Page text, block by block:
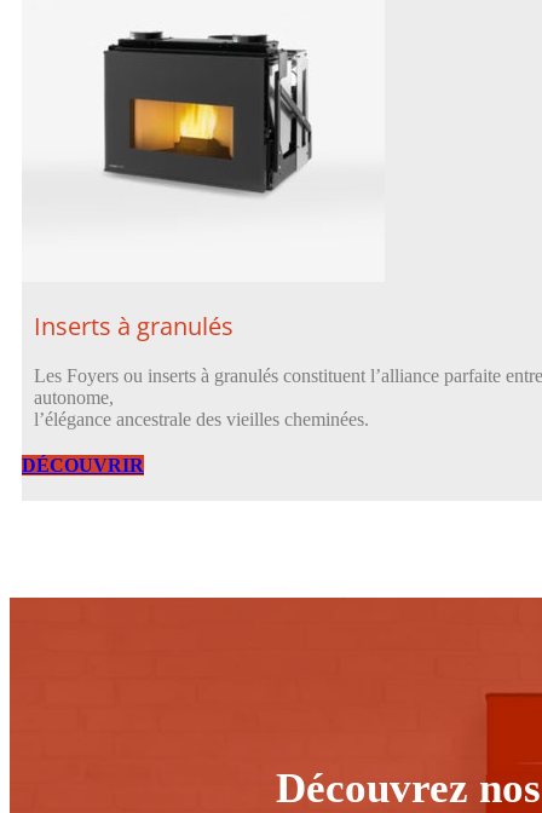
Inserts à granulés
Les Foyers ou inserts à granulés constituent l’alliance parfaite
autonome,
l’élégance ancestrale des vieilles cheminées.
DÉCOUVRIR
Découvrez